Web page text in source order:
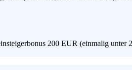
200 EUR (einmalig unter